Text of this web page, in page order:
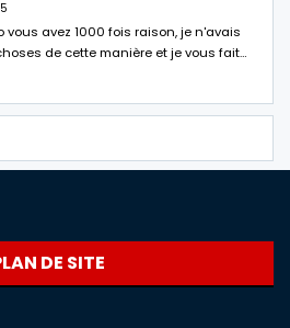
vous avez 1000 fois raison, je n'avais
de cette manière et je vous fait…
DE SITE